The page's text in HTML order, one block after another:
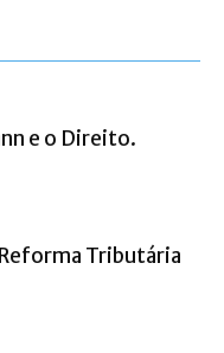
e o Direito.
Tributária